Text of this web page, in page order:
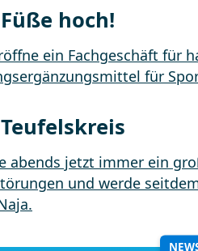
Füße hoch!
Teufelskreis